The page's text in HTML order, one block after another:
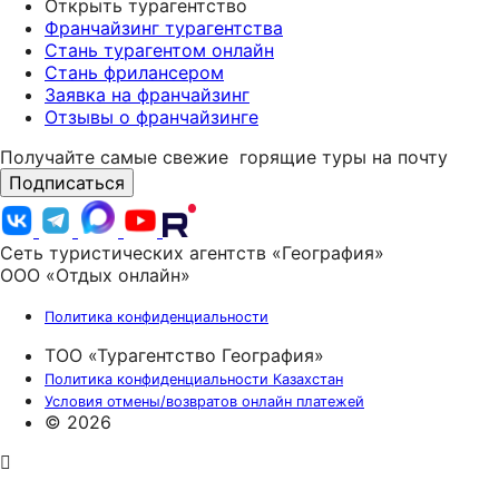
Открыть турагентство
Франчайзинг турагентства
Стань турагентом онлайн
Стань фрилансером
Заявка на франчайзинг
Отзывы о франчайзинге
Получайте самые свежие горящие туры на почту
Подписаться
Сеть туристических агентств «География»
ООО «Отдых онлайн»
Политика конфиденциальности
ТОО «Турагентство География»
Политика конфиденциальности Казахстан
Условия отмены/возвратов онлайн платежей
© 2026